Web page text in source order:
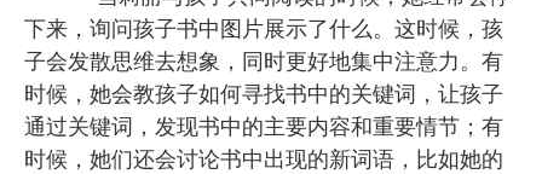
下来，询问孩子书中图片展示了什么。这时候，孩
子会发散思维去想象，同时更好地集中注意力。有
时候，她会教孩子如何寻找书中的关键词，让孩子
通过关键词，发现书中的主要内容和重要情节；有
时候，她们还会讨论书中出现的新词语，比如她的